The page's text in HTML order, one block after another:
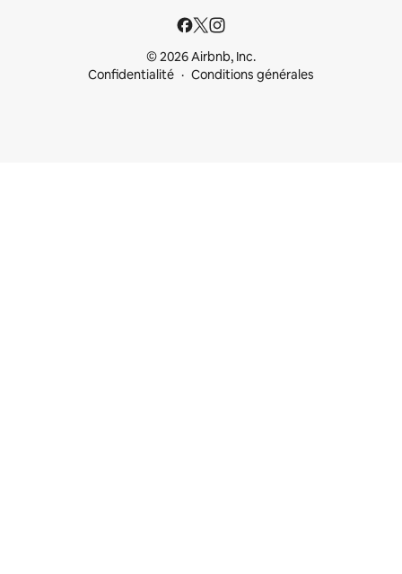
© 2026 Airbnb, Inc.
Confidentialité
Conditions générales